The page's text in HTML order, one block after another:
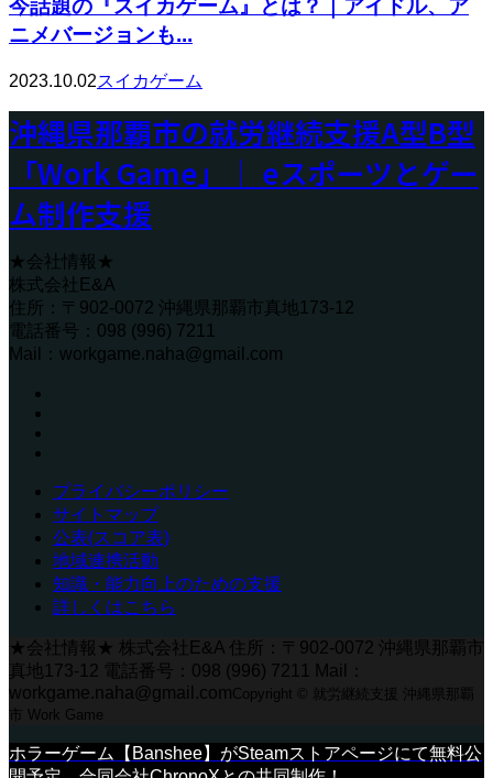
今話題の『スイカゲーム』とは？｜アイドル、ア
ニメバージョンも...
2023.10.02スイカゲーム
沖縄県那覇市の就労継続支援A型B型
「Work Game」｜ eスポーツとゲー
ム制作支援
★会社情報★
株式会社E&A
住所：〒902-0072 沖縄県那覇市真地173-12
電話番号：098 (996) 7211
Mail：workgame.naha@gmail.com
プライバシーポリシー
サイトマップ
公表(スコア表)
地域連携活動
知識・能力向上のための支援
詳しくはこちら
★会社情報★ 株式会社E&A 住所：〒902-0072 沖縄県那覇市
真地173-12 電話番号：098 (996) 7211 Mail：
workgame.naha@gmail.comCopyright © 就労継続支援 沖縄県那覇
市 Work Game
ホラーゲーム【Banshee】がSteamストアページにて無料公